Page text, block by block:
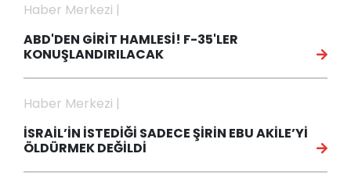
Haber Merkezi |
ABD'DEN GİRİT HAMLESİ! F-35'LER
KONUŞLANDIRILACAK
Haber Merkezi |
İSRAİL’İN İSTEDİĞİ SADECE ŞİRİN EBU AKİLE’Yİ
ÖLDÜRMEK DEĞİLDİ